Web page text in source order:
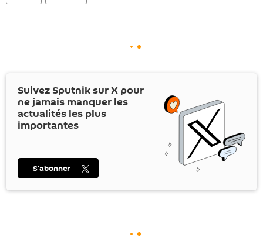
Suivez Sputnik surX pour
ne jamais manquer les
actualités les plus
importantes
S’abonner